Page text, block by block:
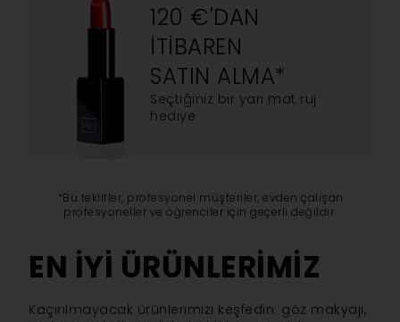
120 €'DAN
ITIBAREN
SATIN ALMA*
Seçtiğiniz bir yarı mat ruj
hediye
*Bu teklifler, profesyonel müşteriler, evden çalışan
profesyoneller ve öğrenciler için geçerli değildir.
EN IYI ÜRÜNLERIMIZ
Kaçırılmayacak ürünlerimizi keşfedin: göz makyajı,